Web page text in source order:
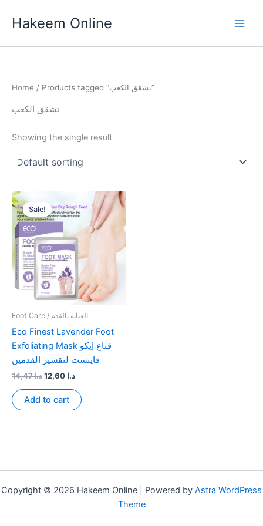
Hakeem Online
Home / Products tagged “تشقق الكعب”
تشقق الكعب
Showing the single result
Sale!
Foot Care / العناية بالقدم
Eco Finest Lavender Foot
Exfoliating Mask قناع إيكو
فاينست لتقشير القدمين
د.ا14,47
Original
was:
د.اCurrent
is:
Add to cart
Copyright © 2026 Hakeem Online | Powered by Astra WordPress
Theme